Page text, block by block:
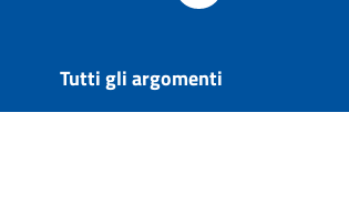
Tutti gli argomenti